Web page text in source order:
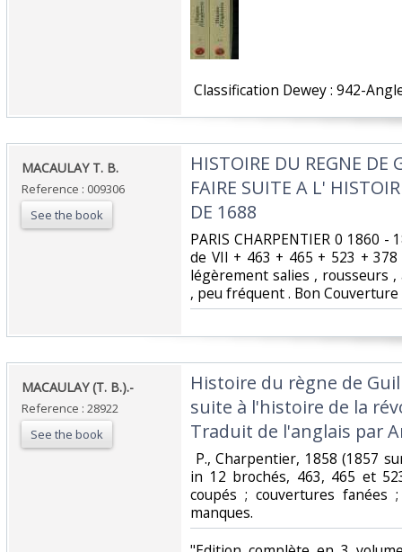
Classification Dewey : 942-
‎MACAULAY T. B.‎
Reference : 009306
See the book
‎HISTOIRE DU REGNE
FAIRE SUITE A L'
DE 1688‎
‎PARIS CHARPENTIER 0 1860
de VII + 463 + 465 + 523 +
légèrement salies , rousseurs
, peu fréquent . Bon
‎MACAULAY (T. B.).-‎
Reference : 28922
See the book
‎Histoire du règne de
suite à l'histoire de la
Traduit de l'anglais par
P., Charpentier, 1858 (1857
in 12 brochés, 463, 465 et
coupés ; couvertures fanées
manques. ‎